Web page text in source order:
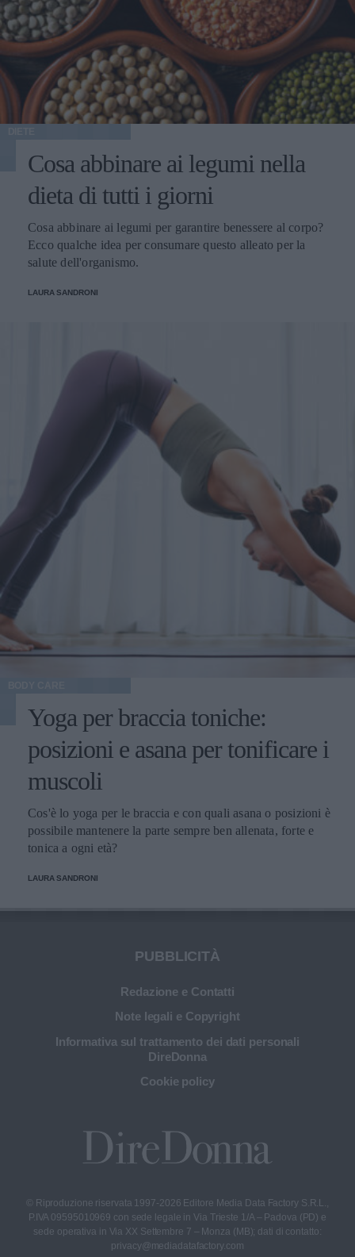
Cosa abbinare ai legumi nella
dieta di tutti i giorni
Cosa abbinare ai legumi per garantire benessere al corpo?
Ecco qualche idea per consumare questo alleato per la
salute dell'organismo.
LAURA SANDRONI
Yoga per braccia toniche:
posizioni e asana per tonificare i
muscoli
Cos'è lo yoga per le braccia e con quali asana o posizioni è
possibile mantenere la parte sempre ben allenata, forte e
tonica a ogni età?
LAURA SANDRONI
PUBBLICITÀ
Redazione e Contatti
Note legali e Copyright
Informativa sul trattamento dei dati personali
DireDonna
Cookie policy
© Riproduzione riservata 1997-2026 Editore Media Data Factory S.R.L.,
P.IVA 09595010969 con sede legale in Via Trieste 1/A – Padova (PD) e
sede operativa in Via XX Settembre 7 – Monza (MB); dati di contatto:
privacy@mediadatafactory.com